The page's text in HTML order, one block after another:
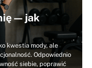
— jak
kwestia mody, ale
Odpowiednio
siebie, poprawić